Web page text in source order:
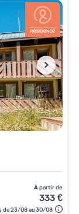
à partir de
333€
du 23/08 au 30/08